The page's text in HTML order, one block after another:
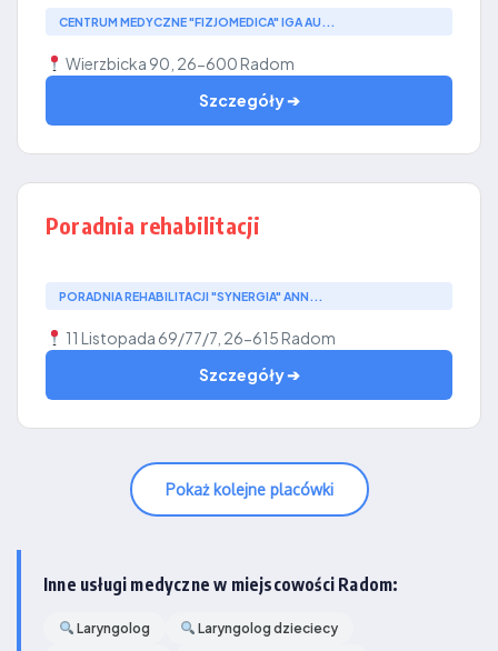
CENTRUM MEDYCZNE "FIZJOMEDICA" IGA AU...
Wierzbicka 90, 26-600 Radom
Szczegóły ➔
Poradnia rehabilitacji
PORADNIA REHABILITACJI "SYNERGIA" ANN...
11 Listopada 69/77/7, 26-615 Radom
Szczegóły ➔
Pokaż kolejne placówki
Inne usługi medyczne w miejscowości Radom:
Laryngolog
Laryngolog dzieciecy